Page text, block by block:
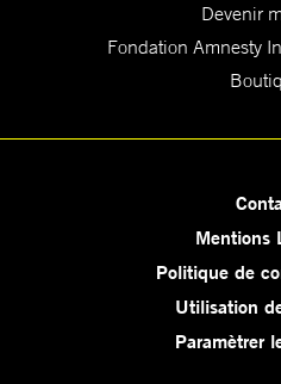
Devenir
Fondation Amnesty
Mentions
Politique de
Utilisation
Paramètrer